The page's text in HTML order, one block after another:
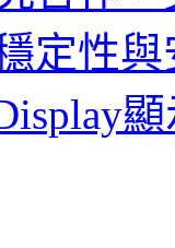
定性與